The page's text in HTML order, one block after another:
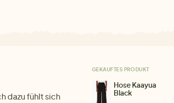
dazu fühlt sich
GEKAUFTES PRODUKT
Hose Kaayua
Black